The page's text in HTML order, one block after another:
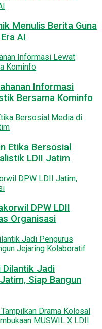
Menulis Berita Guna
AI
Informasi
Bersama Kominfo
Etika Bersosial
LDII Jatim
DPW LDII
Organisasi
Dilantik Jadi
Siap Bangun